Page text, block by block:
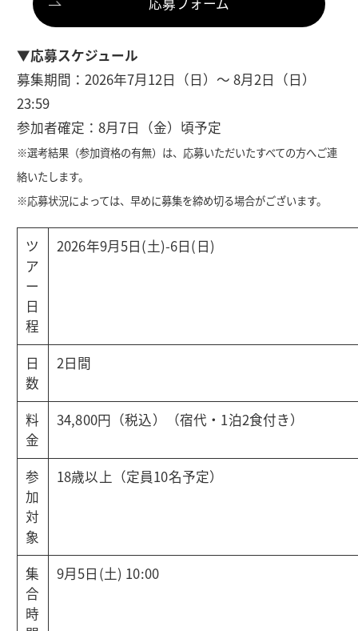
▼応募スケジュール
募集期間：2026年7月12日（日）〜 8月2日（日）
23:59
参加者確定：8月7日（金）頃予定
※選考結果（参加資格の有無）は、応募いただいたすべての方へご連
絡いたします。
※応募状況によっては、早めに募集を締め切る場合がございます。
ツ
ア
ー
日
程
2026年9月5日(土)-6日(日)
日
数
2日間
料
金
34,800円（税込）（宿代・1泊2食付き）
参
加
対
象
18歳以上（定員10名予定）
集
合
時
9月5日(土) 10:00